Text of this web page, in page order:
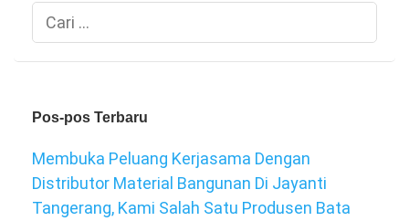
Cari
untuk:
Pos-pos Terbaru
Membuka Peluang Kerjasama Dengan
Distributor Material Bangunan Di Jayanti
Tangerang, Kami Salah Satu Produsen Bata